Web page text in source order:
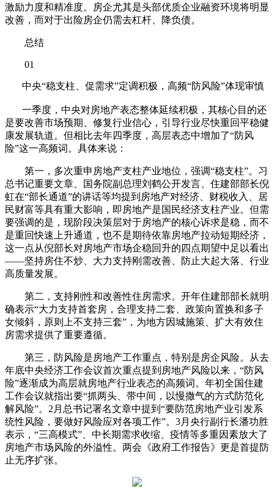
激励力度和精准度。房企尤其是头部优质企业融资环境将明显
改善，而对于出险房企仍需去杠杆、降负债。
总结
01
中央“稳支柱、促需求”定调积极，高频“防风险”体现审慎
一季度，中央对房地产表态整体延续积极，其核心目的还
是要改善市场预期、修复行业信心，引导行业尽快重回平稳健
康发展轨道。但相比去年四季度，高层表态中增加了“防风
险”这一高频词。具体来说：
第一，多次重申房地产支柱产业地位，强调“稳支柱”。习
总书记重要文章、国务院副总理刘鹤公开发言、住建部部长倪
虹在“部长通道”的讲话等均提到房地产对经济、财税收入、居
民财富等具有重大影响，即房地产是国民经济支柱产业。但需
要强调的是，现阶段决策层对于房地产的核心诉求是稳，而不
是重回快速上升通道，也不是期待依靠房地产拉动短期经济，
这一点从倪部长对房地产市场企稳回升的四点期望中足以看出
——坚持房住不炒、大力支持刚需改善、防止大起大落、行业
高质量发展。
第二，支持刚性和改善性住房需求。开年住建部部长就明
确表示“大力支持首套房，合理支持二套、政策向置换和多子
女倾斜，原则上不支持三套”，为地方因城施策、扩大有效住
房需求提供了重要遵循。
第三，防风险是房地产工作重点，特别是房企风险。从去
年底中央经济工作会议首次重点提到房地产风险以来，“防风
险”逐渐成为高层就房地产行业表态的高频词。年初全国住建
工作会议就指出要“抓两头、带中间，以慢撒气的方式防范化
解风险”。2月总书记署名文章中提到“要防范房地产业引发系
统性风险，要做好风险应对各项工作”。3月央行副行长潘功胜
表示，“三高模式”、中长期需求收缩、疫情等多重因素放大了
房地产市场风险的外溢性。两会《政府工作报告》更是首提防
止无序扩张。